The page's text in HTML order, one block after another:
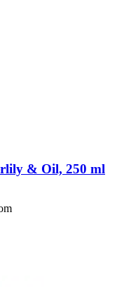
& Oil, 250 ml